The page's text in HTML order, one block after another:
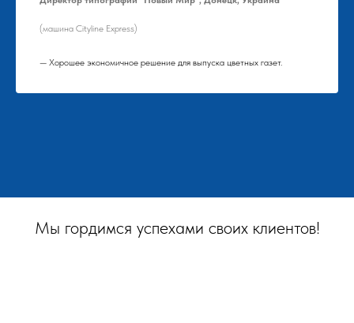
(машина Cityline Express)
— Хорошее экономичное решение для выпуска цветных газет.
Мы гордимся успехами своих клиентов!